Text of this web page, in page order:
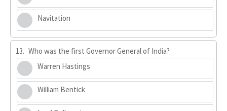
Navitation
13. Who was the first Governor General of India?
Warren Hastings
William Bentick